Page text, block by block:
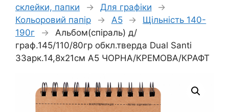
склейки, папки
→ Для графіки
→
Кольоровий папір
→ А5 →
Щільність 140-
190г
→
Альбом(спіраль) д/
граф.145/110/80гр обкл.тверда Dual Santi
33арк.14,8х21см А5 ЧОРНА/КРЕМОВА/КРАФТ